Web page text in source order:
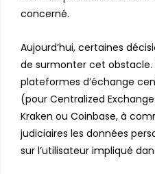
concerné.
Aujourd’hui, certaines
de surmonter cet obstacle.
plateformes d’échange
(pour Centralized
Kraken ou Coinbase, à
judiciaires les données
sur l’utilisateur impliqué